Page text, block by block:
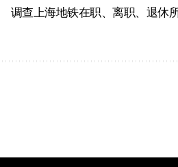
调查上海地铁在职、离职、退休